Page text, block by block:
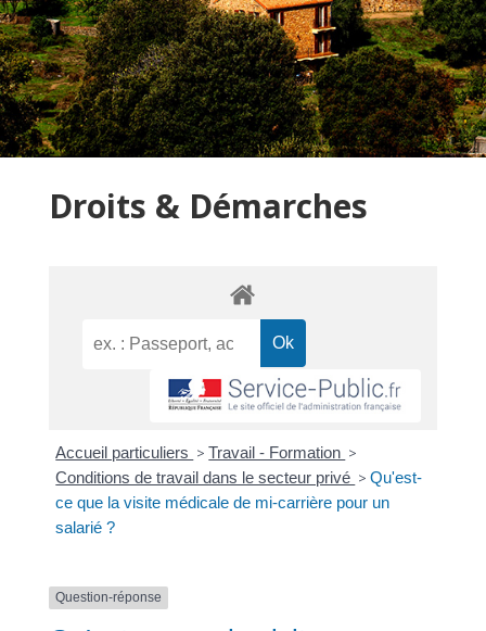
Droits & Démarches
Accueil particuliers > Travail - Formation >
Conditions de travail dans le secteur privé > Qu'est-
ce que la visite médicale de mi-carrière pour un
salarié ?
Question-réponse